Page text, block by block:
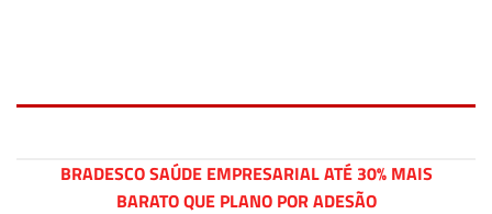
BRADESCO SAÚDE EMPRESARIAL ATÉ 30% MAIS
BARATO QUE PLANO POR ADESÃO